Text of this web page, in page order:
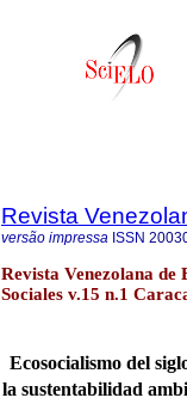
Revista
versão impressa ISSN
Revista Venezolana de
Sociales v.15 n.1
Ecosocialismo del
la sustentabilidad